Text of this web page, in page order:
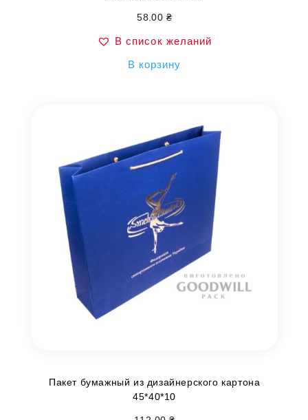
58.00 ₴
В список желаний
В корзину
Пакет бумажный из дизайнерского картона
45*40*10